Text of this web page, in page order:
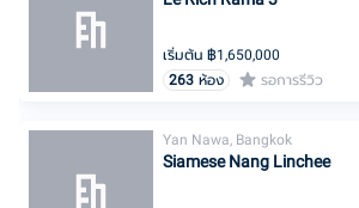
เริ่มต้น ฿1,650,000
263 ห้อง รอการรีวิว
Yan Nawa, Bangkok
Siamese Nang Linchee